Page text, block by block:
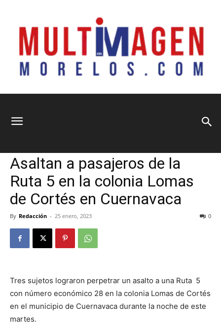
Morelos
Asaltan a pasajeros de la
Ruta 5 en la colonia Lomas
de Cortés en Cuernavaca
By Redacción - 25 enero, 2023 0
Tres sujetos lograron perpetrar un asalto a una Ruta 5
con número económico 28 en la colonia Lomas de Cortés
en el municipio de Cuernavaca durante la noche de este
martes.